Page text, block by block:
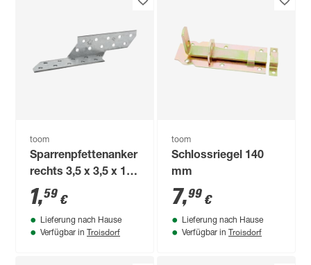
toom
Sparrenpfettenanker
rechts 3,5 x 3,5 x 17
cm
1,59 €
Lieferung nach Hause
Verfügbar in Troisdorf
toom
Schlossriegel 140
mm
7,99 €
Lieferung nach Hause
Verfügbar in Troisdorf